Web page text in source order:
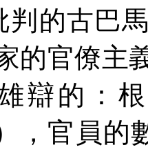
判的古巴
的官僚主
辯的：
，官員的